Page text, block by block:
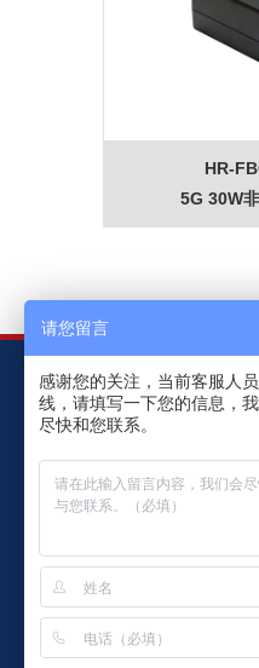
HR-
5G 30W
关于洪瑞
发展历程
企业管理
员工之家
请您留言
感谢您的关注，当前客服人
线，请填写一下您的信息，
尽快和您联系。